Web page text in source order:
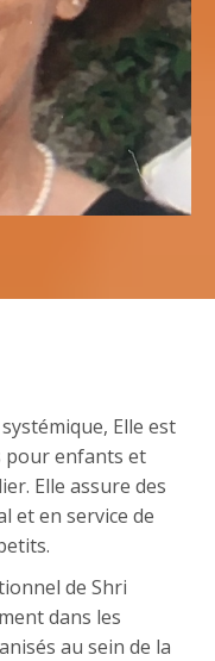
Elle est
pour enfants et
Elle assure des
et en service de
de Shri
dans les
au sein de la